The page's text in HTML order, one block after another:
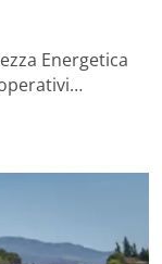
Energetica